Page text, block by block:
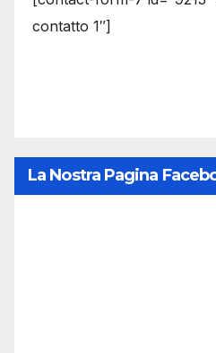
contatto 1″]
La Nostra Pagina